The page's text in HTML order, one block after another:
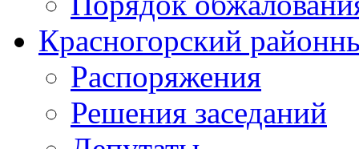
Красногорский
Распоряжения
Решения заседаний